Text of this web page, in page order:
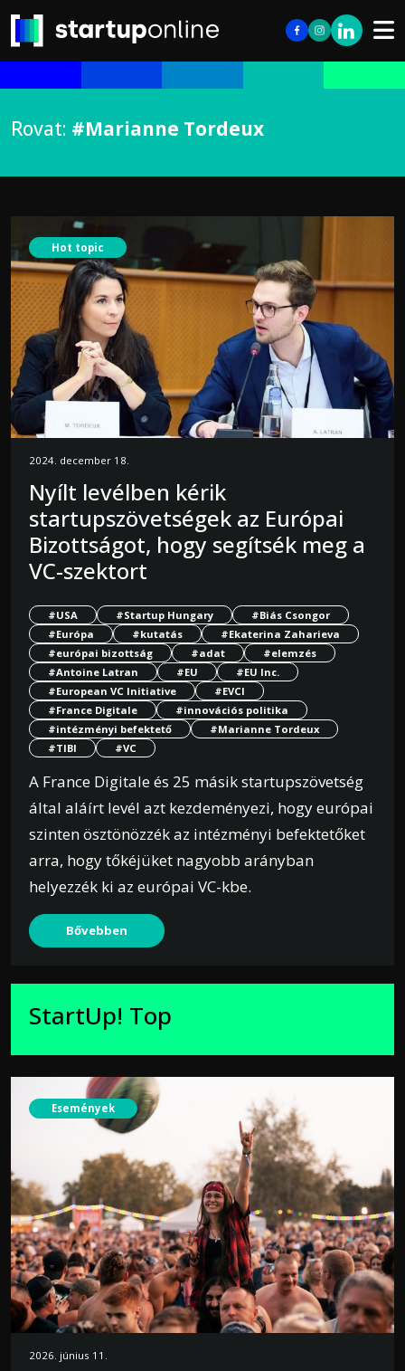
Rovat: #Marianne Tordeux
Hot topic
2024. december 18.
Nyílt levélben kérik
startupszövetségek az Európai
Bizottságot, hogy segítsék meg a
VC-szektort
#USA #Startup Hungary
#Biás Csongor
#Európa
#kutatás
#Ekaterina Zaharieva
#európai bizottság
#adat
#elemzés
#Antoine Latran
#EU
#EU Inc.
#European VC Initiative
#EVCI
#France Digitale
#innovációs politika
#intézményi befektető
#Marianne Tordeux
#TIBI
#VC
A France Digitale és 25 másik startupszövetség
által aláírt levél azt kezdeményezi, hogy európai
szinten ösztönözzék az intézményi befektetőket
arra, hogy tőkéjüket nagyobb arányban
helyezzék ki az európai VC-kbe.
Bővebben
StartUp! Top
Események
2026. június 11.